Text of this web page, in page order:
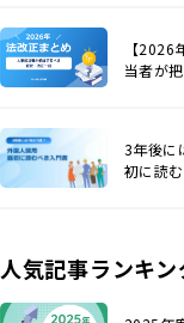
【
当者が
3年後に
初に読
人気記事ランキン